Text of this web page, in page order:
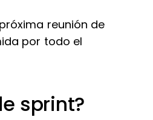
reunión de
por todo el
sprint?